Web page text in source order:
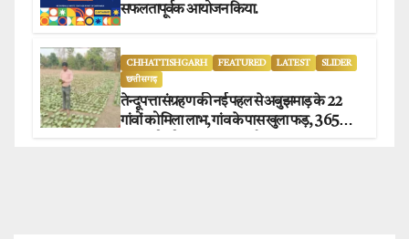
सफलतापूर्वक आयोजन किया.
CHHATTISHGARH FEATURED LATEST
SLIDER
छत्तीसगढ़
तेन्दूपत्ता संग्रहण की नई पहल से अबुझमाड़ के 22
गांवों को मिला लाभ, गांव के पास खुला फड़, 365